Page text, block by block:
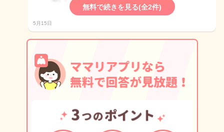
無料で続きを見る(全2件)
5月15日